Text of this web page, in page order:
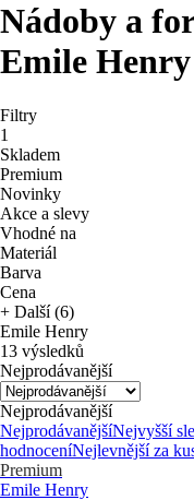
Nádoby a
Emile Henry
Filtry
1
Skladem
Premium
Novinky
Akce a slevy
Vhodné na
Materiál
Barva
Cena
+ Další (6)
Emile Henry
13 výsledků
Nejprodávanější
Nejprodávanější
NejprodávanějšíNejvyšší
hodnoceníNejlevnější za
Premium
Emile Henry